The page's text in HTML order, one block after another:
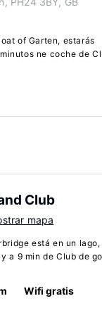
of Garten, estarás
ne coche de
Club
mapa
está en un lago,
a 9 min de Club de
Wifi gratis